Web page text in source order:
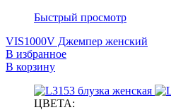
Быстрый просмотр
VIS1000V Джемпер женский
В избранное
В корзину
ЦВЕТА: